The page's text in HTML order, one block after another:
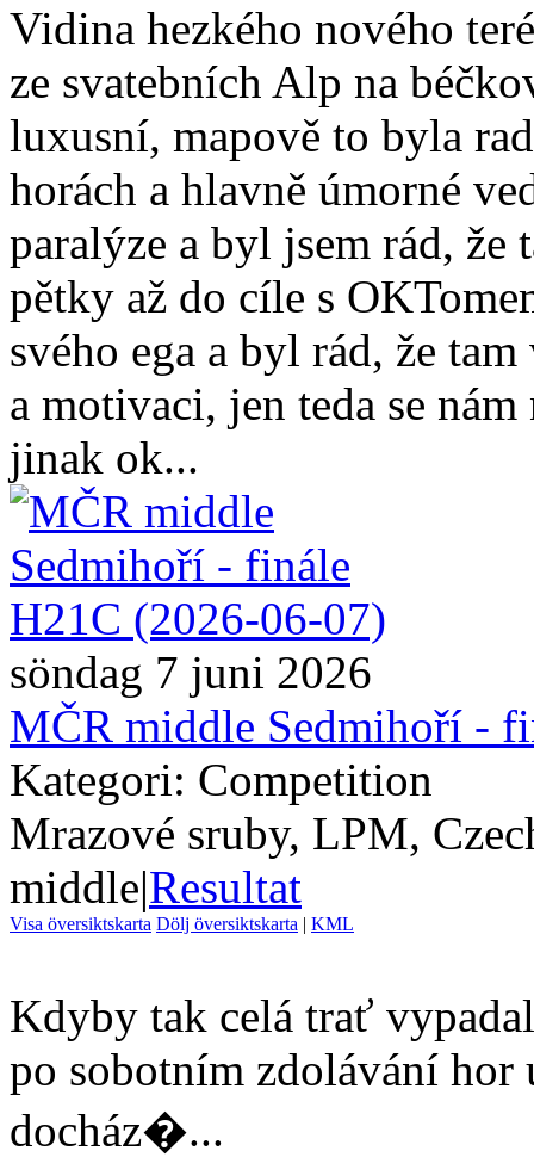
Vidina hezkého nového
ze svatebních Alp na
luxusní, mapově to byla
horách a hlavně úmorné
paralýze a byl jsem rád, že
pětky až do cíle s
svého ega a byl rád, že
a motivaci, jen teda se
jinak ok...
söndag 7 juni 2026
MČR middle Sedmihoří -
Kategori: Competition
Mrazové sruby, LPM,
middle|Resultat
Visa översiktskarta Dölj översiktskarta | KML
Kdyby tak celá trať
po sobotním zdolávání hor
docház�...